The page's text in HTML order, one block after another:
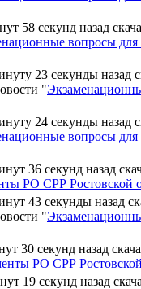
58 секунд назад
вопросы
23 секунды назад
"
24 секунды назад
вопросы
36 секунд назад
РО СРР Ростовской
43 секунды назад
"
30 секунд назад
РО СРР
19 секунд назад